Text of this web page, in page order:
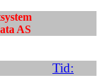
AS
Tid: